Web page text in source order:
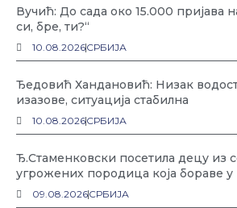
Вучић: До сада око 15.000 пријава
си, бре, ти?“
10.08.2026СРБИЈА
Ђедовић Хандановић: Низак
изазове, ситуација стабилна
10.08.2026СРБИЈА
Ђ.Стаменковски посетила децу из
угрожених породица која бораве
09.08.2026СРБИЈА